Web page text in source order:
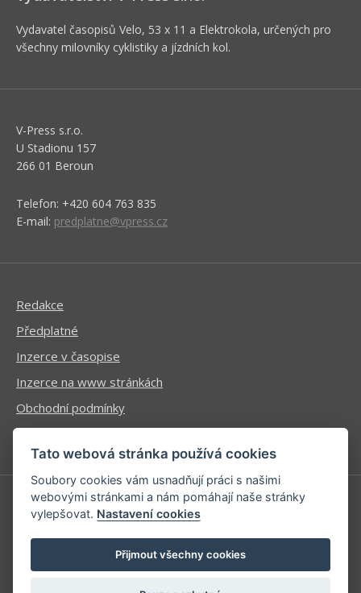
Vydavatel časopisů Velo, 53 x 11 a Elektrokola, určených pro
všechny milovníky cyklistiky a jízdních kol.
V-Press s.r.o.
U Stadionu 157
266 01 Beroun
Telefon: +420 604 763 835
E-mail: predplatne@vpress.cz
Redakce
Předplatné
Inzerce v časopise
Inzerce na www stránkách
Obchodní podmínky
Ochrana osobních údajů
Příhlášení | Registrace
Kontaktní informace
Mapa stránek
Tato webová stránka používá cookies
Soubory cookies vám usnadňují práci s našimi
webovými stránkami a nám pomáhají naše stránky
vylepšovat. Nastavení cookies
Přijmout všechny cookies